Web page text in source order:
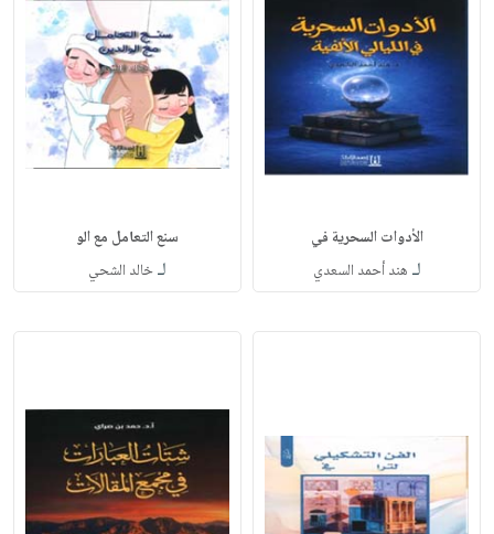
الأدوات السحرية في
لـ هند أحمد السعدي
سنع التعامل مع الو
لـخالد الشحي